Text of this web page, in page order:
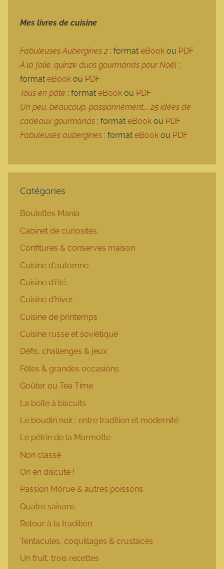
Mes livres de cuisine
Fabuleuses Aubergines 2 : format eBook ou PDF
À la folie, quinze duos gourmands pour Noël :
format eBook ou PDF
Tous en pâte : format eBook ou PDF
Un peu, beaucoup, passionnément…, 25 idées de
cadeaux gourmands : format eBook ou PDF
Fabuleuses aubergines : format eBook ou PDF
Catégories
Boulettes Mania
Cabinet de curiosités
Confitures & conserves maison
Cuisine d'automne
Cuisine d'été
Cuisine d'hiver
Cuisine de printemps
Cuisine russe et soviétique
Défis, challenges & jeux
Fêtes & grandes occasions
Goûter ou Tea Time
La boîte à biscuits
Le boudin noir : entre tradition et modernité
Le pétrin de la Marmotte
Non classé
On en discute !
Passion Morue & autres poissons
Quatre saisons
Retour à la tradition
Tentacules, coquillages & crustacés
Un fruit, trois recettes